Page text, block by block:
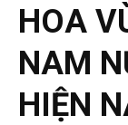
HOA
NAM
HIỆN